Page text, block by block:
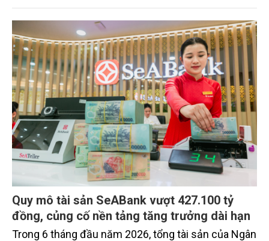
vụ được thiết kế dành riêng cho họ.
Quy mô tài sản SeABank vượt 427.100 tỷ
đồng, củng cố nền tảng tăng trưởng dài hạn
Trong 6 tháng đầu năm 2026, tổng tài sản của Ngân